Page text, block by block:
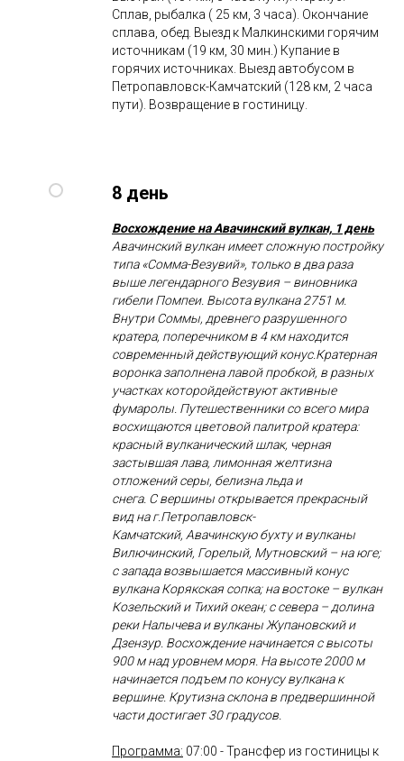
Сплав, рыбалка ( 25 км, 3 часа). Окончание
сплава, обед. Выезд к Малкинскими горячим
источникам (19 км, 30 мин.) Купание в
горячих источниках. Выезд автобусом в
Петропавловск-Камчатский (128 км, 2 часа
пути). Возвращение в гостиницу.
8 день
Восхождение на Авачинский вулкан, 1 день
Авачинский вулкан имеет сложную постройку
типа «Сомма-Везувий», только в два раза
выше легендарного Везувия – виновника
гибели Помпеи. Высота вулкана 2751 м.
Внутри Соммы, древнего разрушенного
кратера, поперечником в 4 км находится
современный действующий конус.Кратерная
воронка заполнена лавой пробкой, в разных
участках которойдействуют активные
фумаролы. Путешественники со всего мира
восхищаются цветовой палитрой кратера:
красный вулканический шлак, черная
застывшая лава, лимонная желтизна
отложений серы, белизна льда и
снега. С вершины открывается прекрасный
вид на г.Петропавловск-
Камчатский, Авачинскую бухту и вулканы
Вилючинский, Горелый, Мутновский – на юге;
с запада возвышается массивный конус
вулкана Корякская сопка; на востоке – вулкан
Козельский и Тихий океан; с севера – долина
реки Налычева и вулканы Жупановский и
Дзензур. Восхождение начинается с высоты
900 м над уровнем моря. На высоте 2000 м
начинается подъем по конусу вулкана к
вершине. Крутизна склона в предвершинной
части достигает 30 градусов.
Программа: 07:00 - Трансфер из гостиницы к